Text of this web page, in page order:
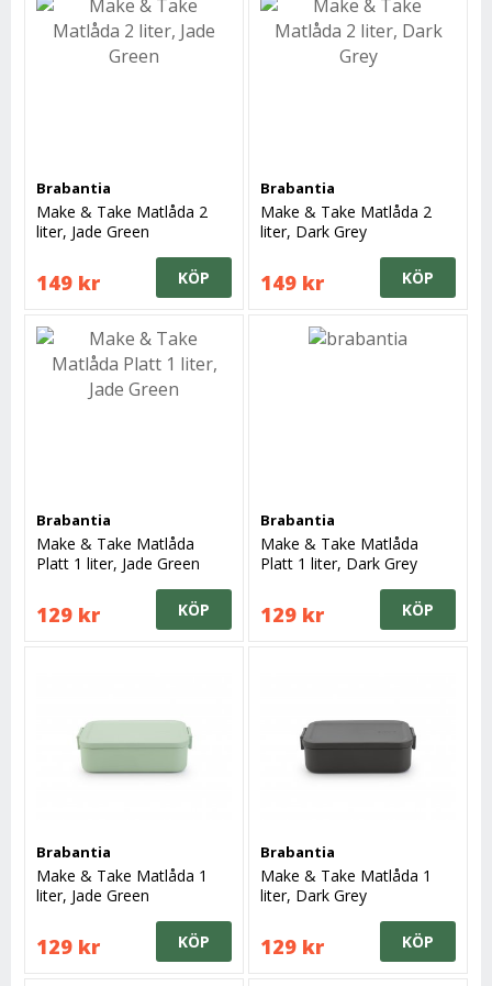
Brabantia
Make & Take Matlåda 2
liter, Jade Green
149 kr KÖP
Brabantia
Make & Take Matlåda 2
liter, Dark Grey
149 kr KÖP
Brabantia
Make & Take Matlåda
Platt 1 liter, Jade Green
129 kr KÖP
Brabantia
Make & Take Matlåda
Platt 1 liter, Dark Grey
129 kr KÖP
Brabantia
Make & Take Matlåda 1
liter, Jade Green
129 kr KÖP
Brabantia
Make & Take Matlåda 1
liter, Dark Grey
129 kr KÖP